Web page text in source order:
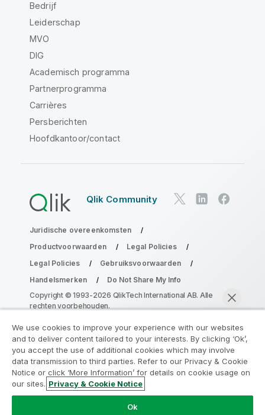
Bedrijf
Leiderschap
MVO
DIG
Academisch programma
Partnerprogramma
Carrières
Persberichten
Hoofdkantoor/contact
Qlik Community
Juridische overeenkomsten
Productvoorwaarden
Legal Policies
Legal Policies
Gebruiksvoorwaarden
Handelsmerken
Do Not Share My Info
Copyright © 1993-2026 QlikTech International AB. Alle
rechten voorbehouden.
Neem deel aan het Analytics
Modernization Program
Moderniseer zonder uw waardevolle QlikView-apps op
het spel te zetten met het Analytics Modernization
We use cookies to improve your experience with our websites
and to deliver content tailored to your interests. By clicking ‘Ok’,
you accept the use of additional cookies which may involve
data transmission to third parties. Refer to our Privacy & Cookie
Notice or click ‘More Information’ for details on cookie usage on
our sites. Privacy & Cookie Notice
Ok